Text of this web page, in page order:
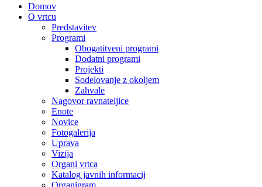
Domov
O vrtcu
Predstavitev
Programi
Obogatitveni programi
Dodatni programi
Projekti
Sodelovanje z okoljem
Zahvale
Nagovor ravnateljice
Enote
Novice
Fotogalerija
Uprava
Vizija
Organi vrtca
Katalog javnih informacij
Organigram